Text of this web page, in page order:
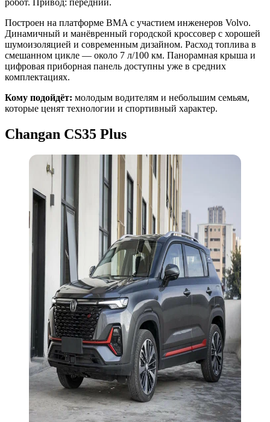
робот. Привод: передний.
Построен на платформе BMA с участием инженеров Volvo.
Динамичный и манёвренный городской кроссовер с хорошей
шумоизоляцией и современным дизайном. Расход топлива в
смешанном цикле — около 7 л/100 км. Панорамная крыша и
цифровая приборная панель доступны уже в средних
комплектациях.
Кому подойдёт: молодым водителям и небольшим семьям,
которые ценят технологии и спортивный характер.
Changan CS35 Plus